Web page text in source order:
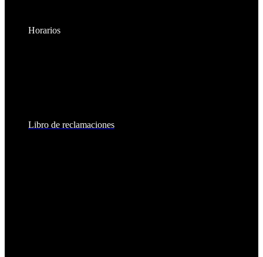
Horarios
Libro de reclamaciones